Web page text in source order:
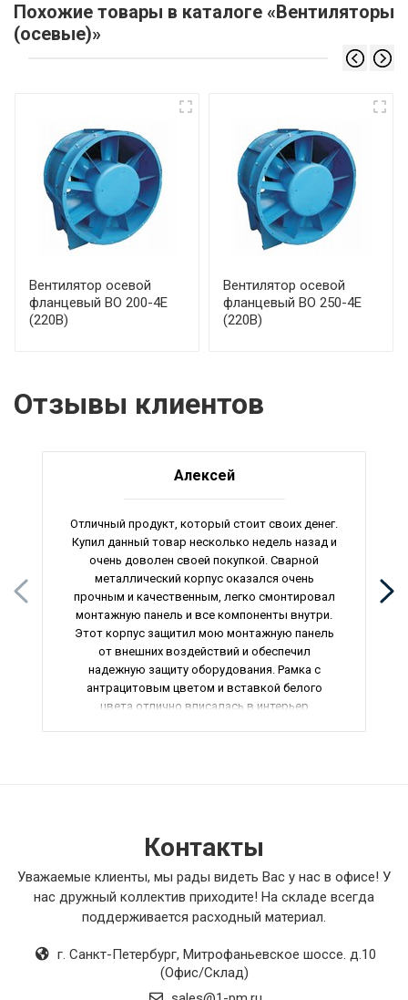
Похожие товары в каталоге «Вентиляторы
(осевые)»
Вентилятор осевой
фланцевый ВО 200-4Е
(220В)
Вентилятор осевой
фланцевый ВО 250-4Е
(220В)
Отзывы клиентов
Алексей
Отличный продукт, который стоит своих денег.
Купил данный товар несколько недель назад и
очень доволен своей покупкой. Сварной
металлический корпус оказался очень
прочным и качественным, легко смонтировал
монтажную панель и все компоненты внутри.
Этот корпус защитил мою монтажную панель
от внешних воздействий и обеспечил
надежную защиту оборудования. Рамка с
антрацитовым цветом и вставкой белого
цвета отлично вписалась в интерьер
воздуховоды легко укладываются и
соединяются между собой, обеспечивая
отличную вентиляцию и циркуляцию воздуха.
Корпус для вентилятора из углеродистой
стали также оказался качественным и
вентилятора. Автоматические выключатели с
винтовым креплением прекрасно
Контакты
Уважаемые клиенты, мы рады видеть Вас у нас в офисе! У
нас дружный коллектив приходите! На складе всегда
поддерживается расходный материал.
г. Санкт-Петербург, Митрофаньевское шоссе. д.10
(Офис/Склад)